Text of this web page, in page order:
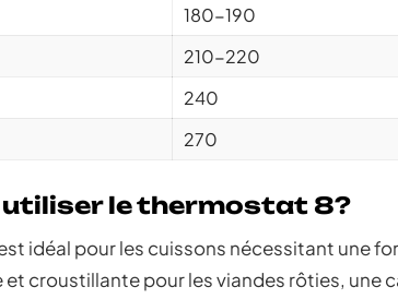
180-190
210-220
240
270
le thermostat 8?
idéal pour les cuissons nécessitant une
et croustillante pour les viandes rôties, une